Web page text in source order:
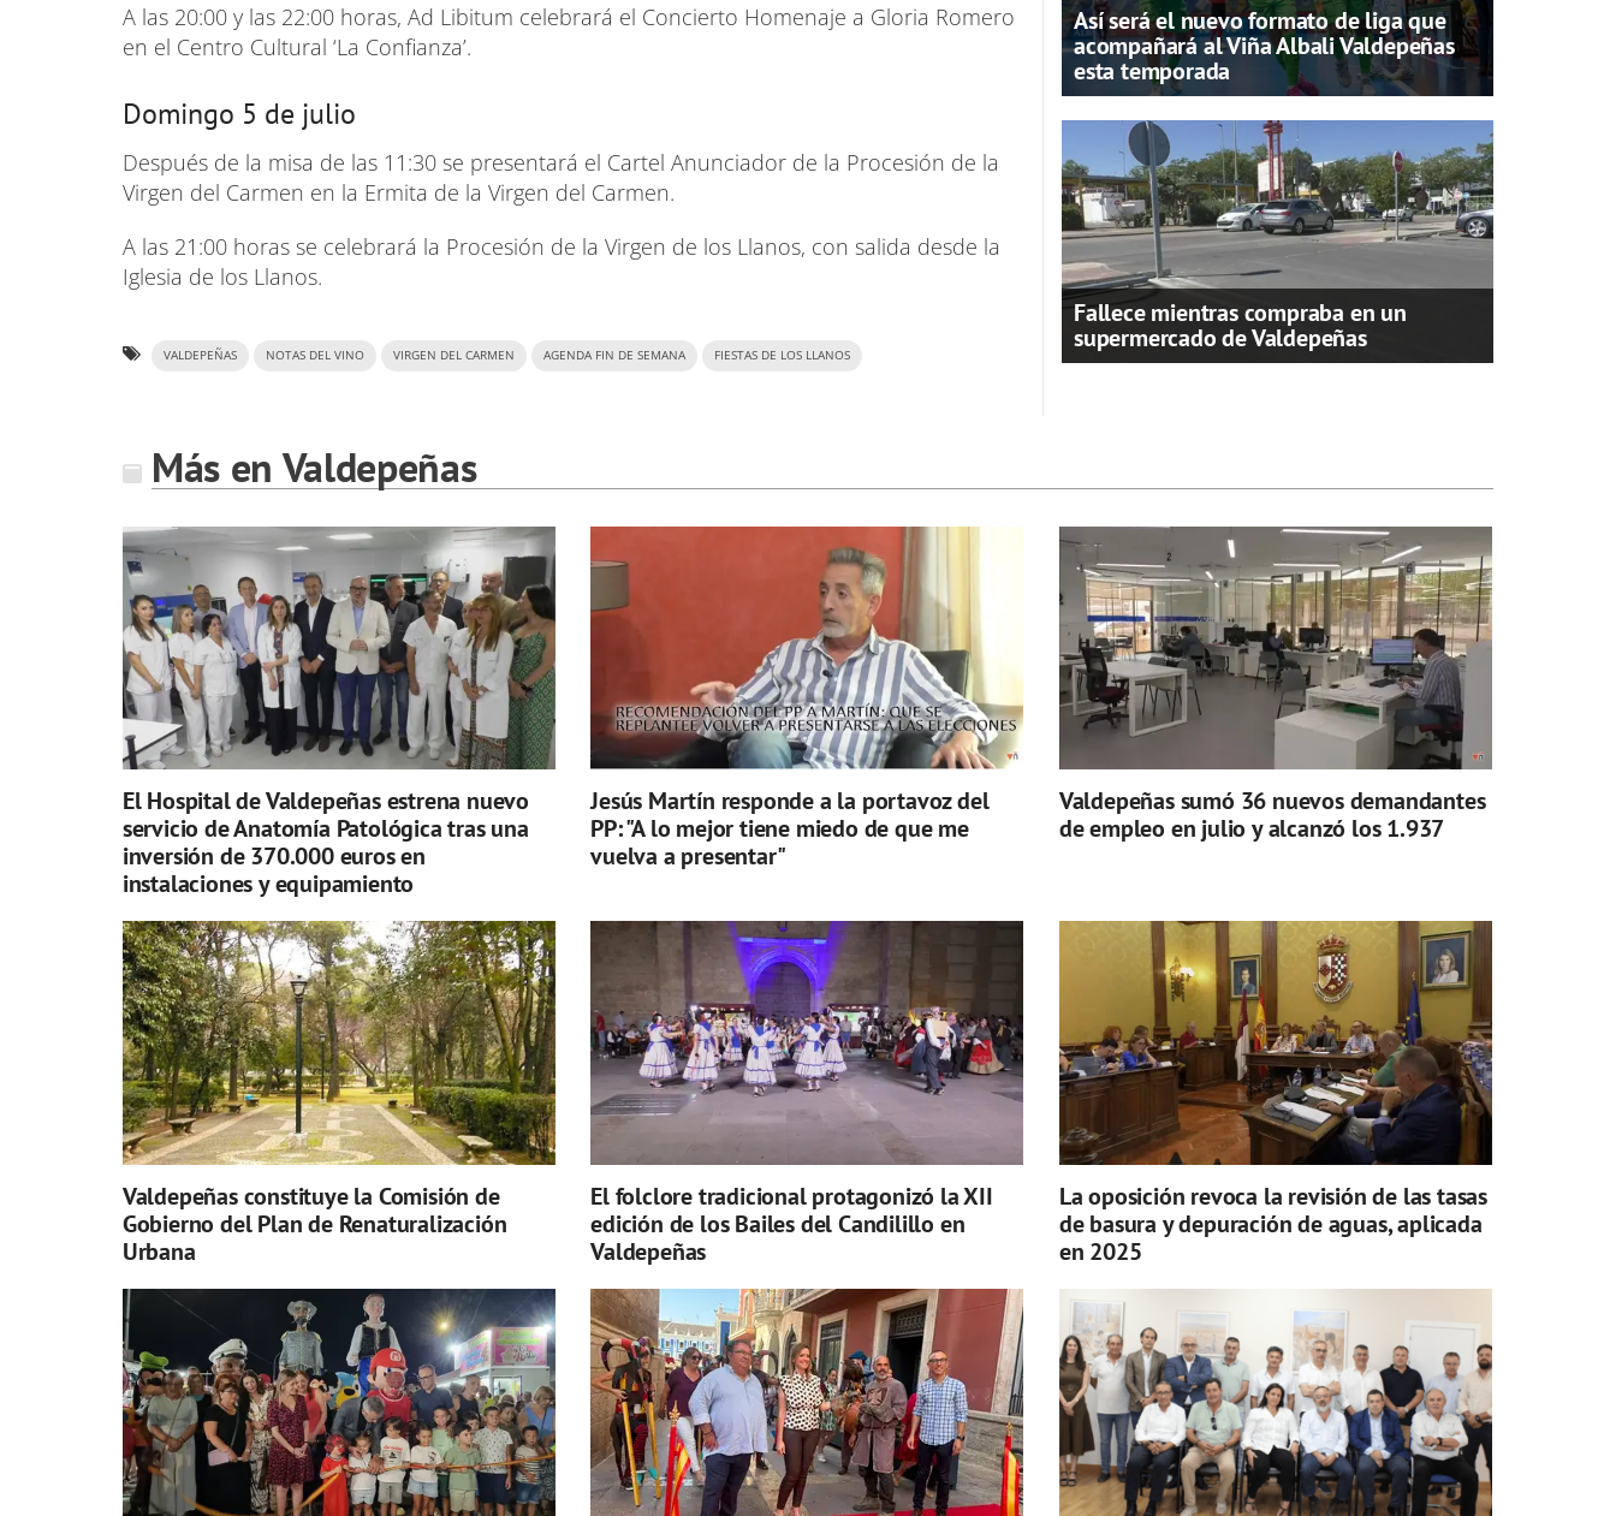
A las 20:00 y las 22:00 horas, Ad Libitum celebrará el Concierto Homenaje a Gloria Romero
en el Centro Cultural ‘La Confianza’.
Domingo 5 de julio
Después de la misa de las 11:30 se presentará el Cartel Anunciador de la Procesión de la
Virgen del Carmen en la Ermita de la Virgen del Carmen.
A las 21:00 horas se celebrará la Procesión de la Virgen de los Llanos, con salida desde la
Iglesia de los Llanos.
VALDEPEÑAS NOTAS DEL VINO VIRGEN DEL CARMEN AGENDA FIN DE SEMANA FIESTAS DE LOS LLANOS
Así será el nuevo formato de liga que
acompañará al Viña Albali Valdepeñas
esta temporada
Fallece mientras compraba en un
supermercado de Valdepeñas
Más en Valdepeñas
El Hospital de Valdepeñas estrena nuevo
servicio de Anatomía Patológica tras una
inversión de 370.000 euros en
instalaciones y equipamiento
Jesús Martín responde a la portavoz del
PP: "A lo mejor tiene miedo de que me
vuelva a presentar"
Valdepeñas sumó 36 nuevos demandantes
de empleo en julio y alcanzó los 1.937
Valdepeñas constituye la Comisión de
Gobierno del Plan de Renaturalización
Urbana
El folclore tradicional protagonizó la XII
edición de los Bailes del Candilillo en
Valdepeñas
La oposición revoca la revisión de las tasas
de basura y depuración de aguas, aplicada
en 2025